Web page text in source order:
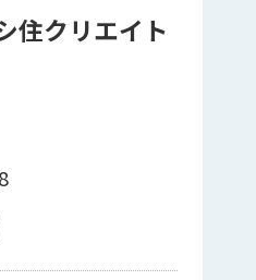
クリエイト